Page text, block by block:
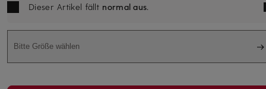
Dieser Artikel fällt normal aus.
Bitte Größe wählen